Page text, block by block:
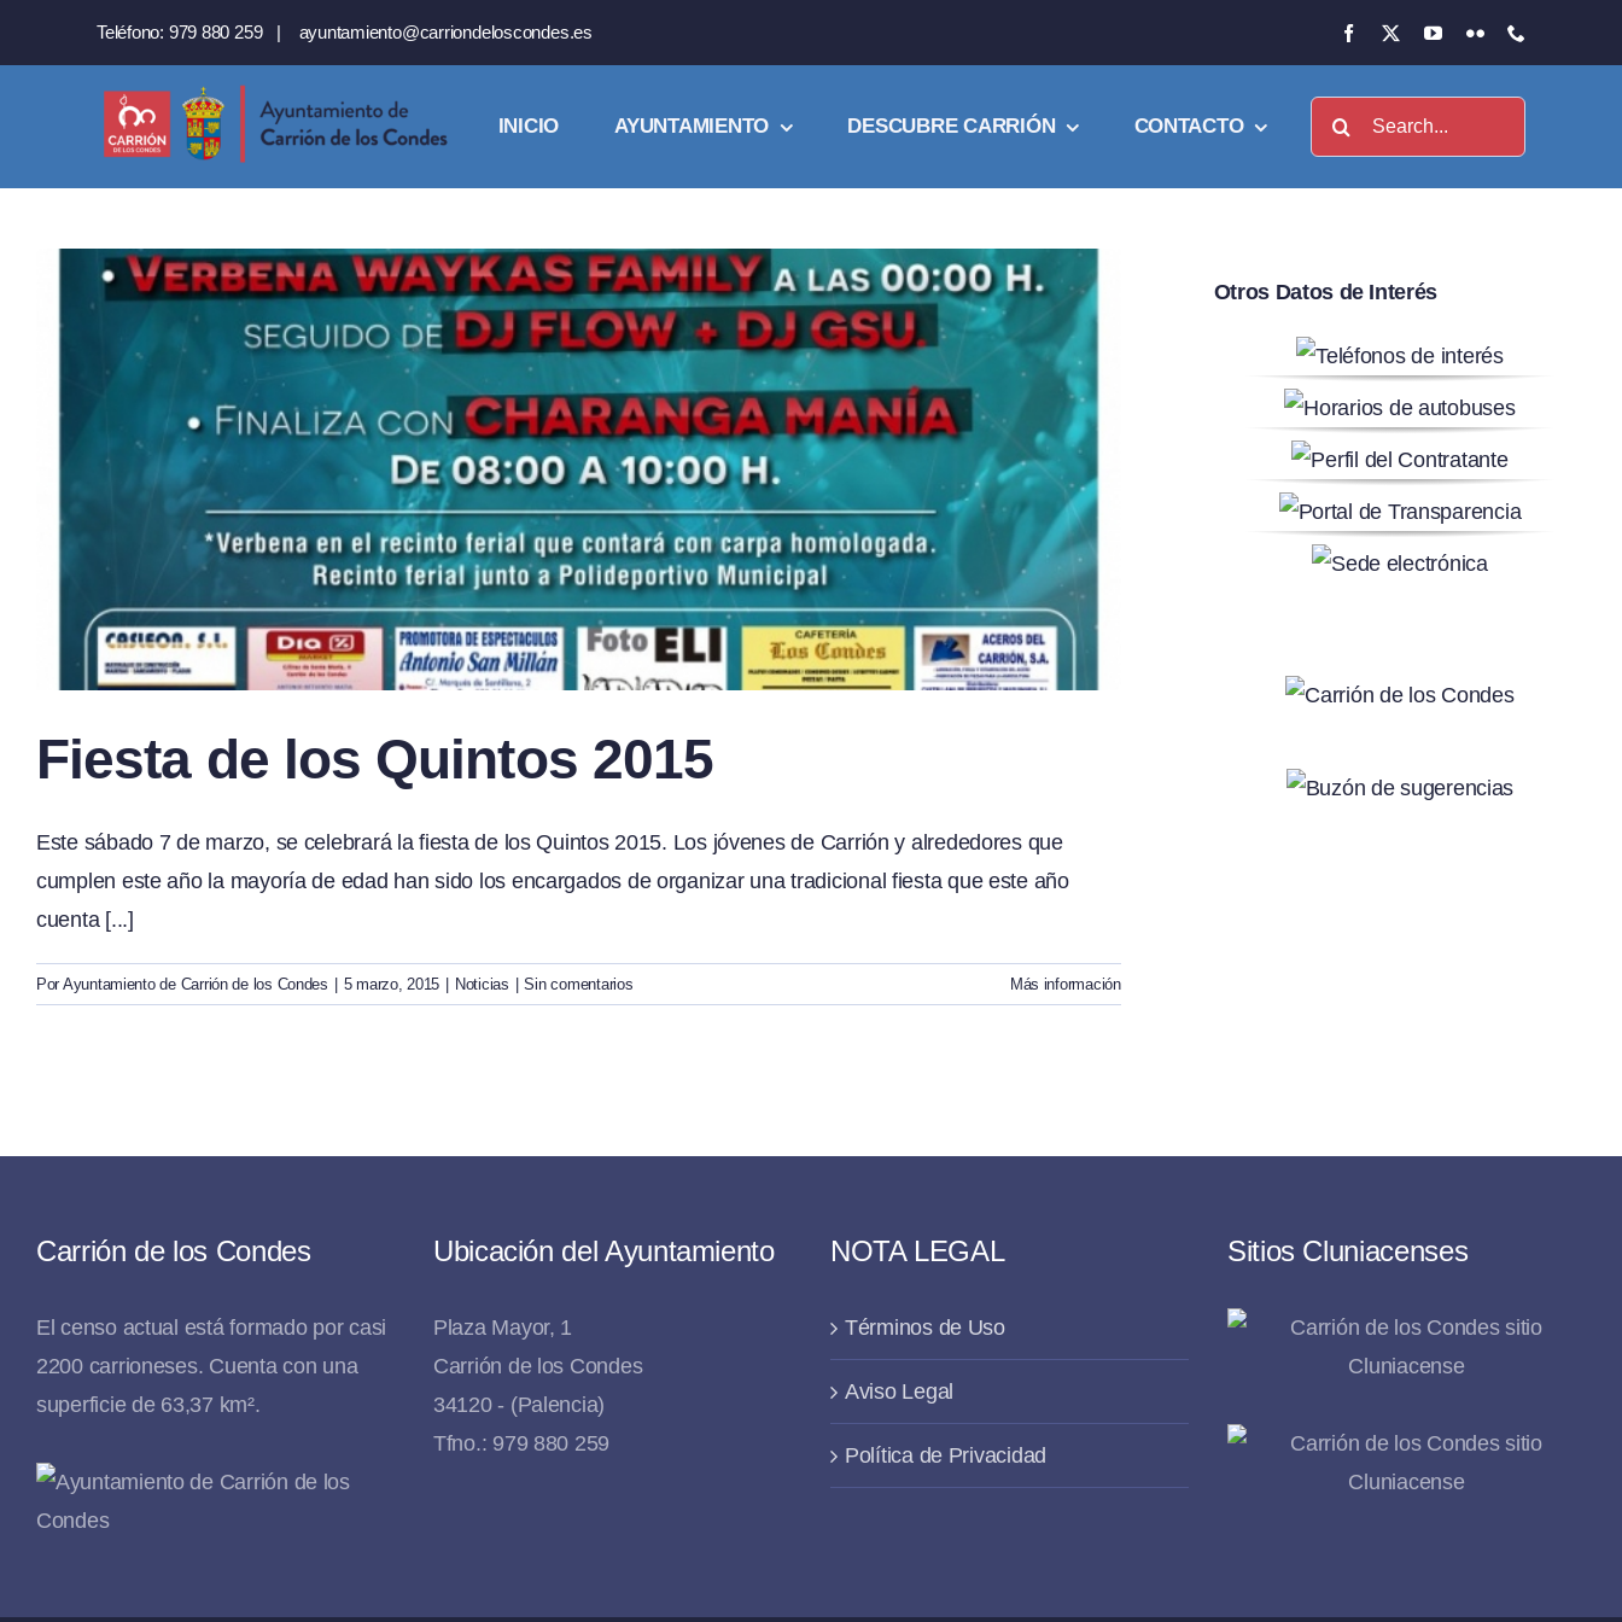
Teléfono: 979 880 259 | ayuntamiento@carriondeloscondes.es
INICIO AYUNTAMIENTO DESCUBRE CARRIÓN CONTACTO Buscar:
Fiesta de los Quintos 2015
Este sábado 7 de marzo, se celebrará la fiesta de los Quintos 2015. Los jóvenes de Carrión y alrededores que
cumplen este año la mayoría de edad han sido los encargados de organizar una tradicional fiesta que este año
cuenta [...]
Por Ayuntamiento de Carrión de los Condes 5 marzo, 2015 Noticias Sin comentarios Más información
Otros Datos de Interés
Carrión de los Condes
El censo actual está formado por casi
2200 carrioneses. Cuenta con una
superficie de 63,37 km².
Ubicación del Ayuntamiento
Plaza Mayor, 1
Carrión de los Condes
34120 - (Palencia)
Tfno.: 979 880 259
NOTA LEGAL
Términos de Uso
Aviso Legal
Política de Privacidad
Sitios Cluniacenses